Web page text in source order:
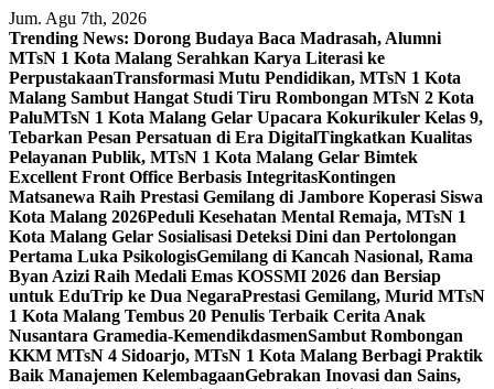
Skip
to
content
Jum. Agu 7th, 2026
Trending News: Dorong Budaya Baca Madrasah, Alumni
MTsN 1 Kota Malang Serahkan Karya Literasi ke
PerpustakaanTransformasi Mutu Pendidikan, MTsN 1 Kota
Malang Sambut Hangat Studi Tiru Rombongan MTsN 2 Kota
PaluMTsN 1 Kota Malang Gelar Upacara Kokurikuler Kelas 9,
Tebarkan Pesan Persatuan di Era DigitalTingkatkan Kualitas
Pelayanan Publik, MTsN 1 Kota Malang Gelar Bimtek
Excellent Front Office Berbasis IntegritasKontingen
Matsanewa Raih Prestasi Gemilang di Jambore Koperasi Siswa
Kota Malang 2026Peduli Kesehatan Mental Remaja, MTsN 1
Kota Malang Gelar Sosialisasi Deteksi Dini dan Pertolongan
Pertama Luka PsikologisGemilang di Kancah Nasional, Rama
Byan Azizi Raih Medali Emas KOSSMI 2026 dan Bersiap
untuk EduTrip ke Dua NegaraPrestasi Gemilang, Murid MTsN
1 Kota Malang Tembus 20 Penulis Terbaik Cerita Anak
Nusantara Gramedia-KemendikdasmenSambut Rombongan
KKM MTsN 4 Sidoarjo, MTsN 1 Kota Malang Berbagi Praktik
Baik Manajemen KelembagaanGebrakan Inovasi dan Sains,